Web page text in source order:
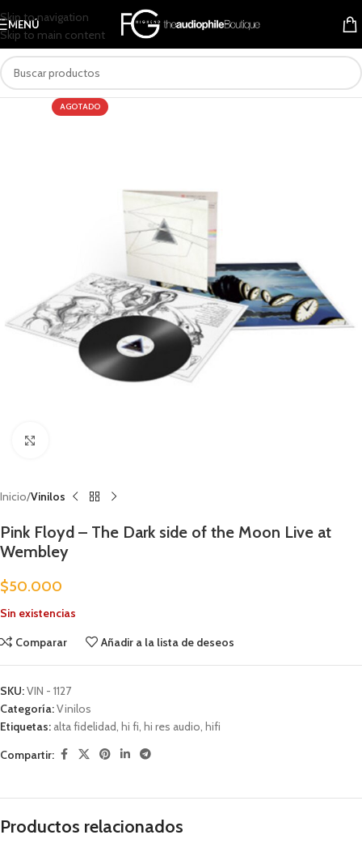
Skip to navigation
Skip to main content
MENÚ
AGOTADO
Inicio Vinilos
Pink Floyd – The Dark side of the Moon Live at
Wembley
$50.000
Sin existencias
Comparar
Añadir a la lista de deseos
SKU:VIN - 1127
Categoría:Vinilos
Etiquetas: alta fidelidad, hi fi, hi res audio, hifi
Compartir:
Productos relacionados